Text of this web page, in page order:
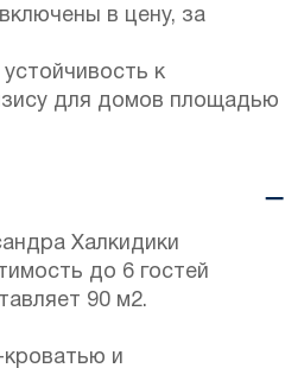
в цену, за
к
для домов площадью
Халкидики
до 6 гостей
90 м2.
кроватью и